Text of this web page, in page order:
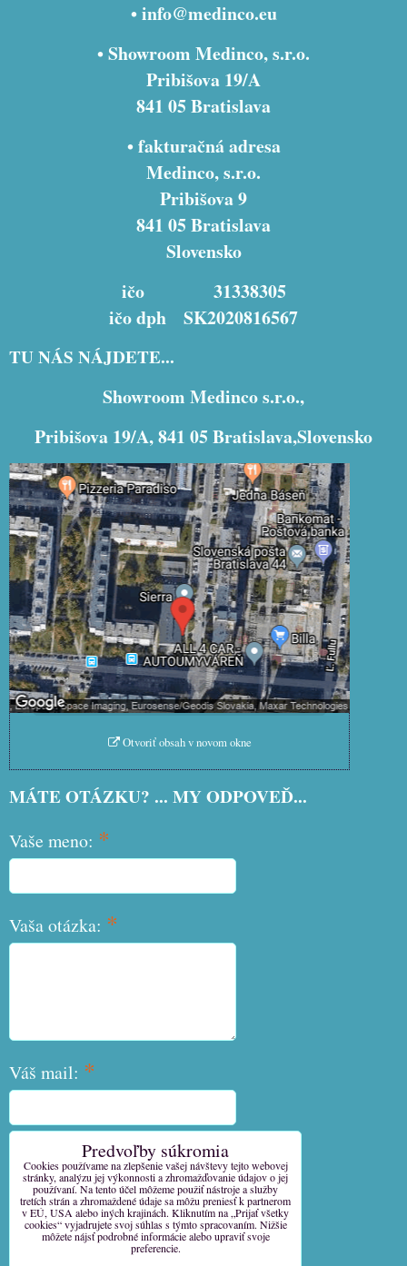
•info@medinco.eu
• Showroom Medinco, s.r.o.
Pribišova 19/A
841 05 Bratislava
• fakturačná adresa
Medinco, s.r.o.
Pribišova 9
841 05 Bratislava
Slovensko
ičo 31338305
ičo dph SK2020816567
TU NÁS NÁJDETE...
Showroom Medinco s.r.o.,
Pribišova 19/A, 841 05 Bratislava,Slovensko
Externý obsah je blokovaný Voľbami
súkromia
Prajete si načítať externý obsah?
Povoliť tentokrát
Povoliť a zapamätať - súhlas s
druhom cookie: Funkčné
Otvoriť obsah v novom okne
MÁTE OTÁZKU? ... MY ODPOVEĎ...
Vaše meno: *
Vaša otázka: *
Váš mail: *
Váš telefón:*
Odoslať
Predvoľby súkromia
Cookies používame na zlepšenie vašej návštevy tejto webovej
stránky, analýzu jej výkonnosti a zhromažďovanie údajov o jej
používaní. Na tento účel môžeme použiť nástroje a služby
tretích strán a zhromaždené údaje sa môžu preniesť k partnerom
v EÚ, USA alebo iných krajinách. Kliknutím na „Prijať všetky
cookies“ vyjadrujete svoj súhlas s týmto spracovaním. Nižšie
môžete nájsť podrobné informácie alebo upraviť svoje
preferencie.